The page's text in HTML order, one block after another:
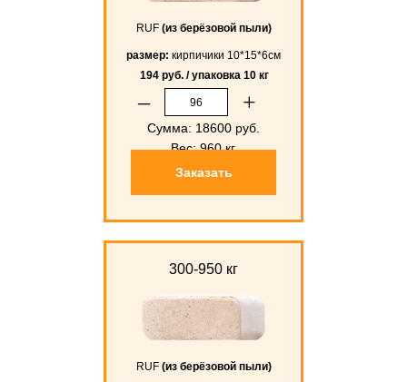
RUF (из берёзовой пыли)
размер: кирпичики 10*15*6см
RUF (из берёзовой пыли)
300-950 кг
– +
Сумма: 18600 руб.
Вес:960кг.
Заказать
194 руб. / упаковка 10 кг